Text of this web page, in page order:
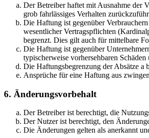
Der Betreiber haftet mit Ausnahme der
grob fahrlässiges Verhalten
Die Haftung ist gegenüber
wesentlicher Vertragspflichten
begrenzt. Dies gilt auch für mittelbare
Die Haftung ist gegenüber
typischerweise vorhersehbaren
Die Haftungsbegrenzung der Absätze a
Ansprüche für eine Haftung aus
6. Änderungsvorbehalt
Der Betreiber ist berechtigt, die
Der Nutzer ist berechtigt, den
Die Änderungen gelten als anerkannt